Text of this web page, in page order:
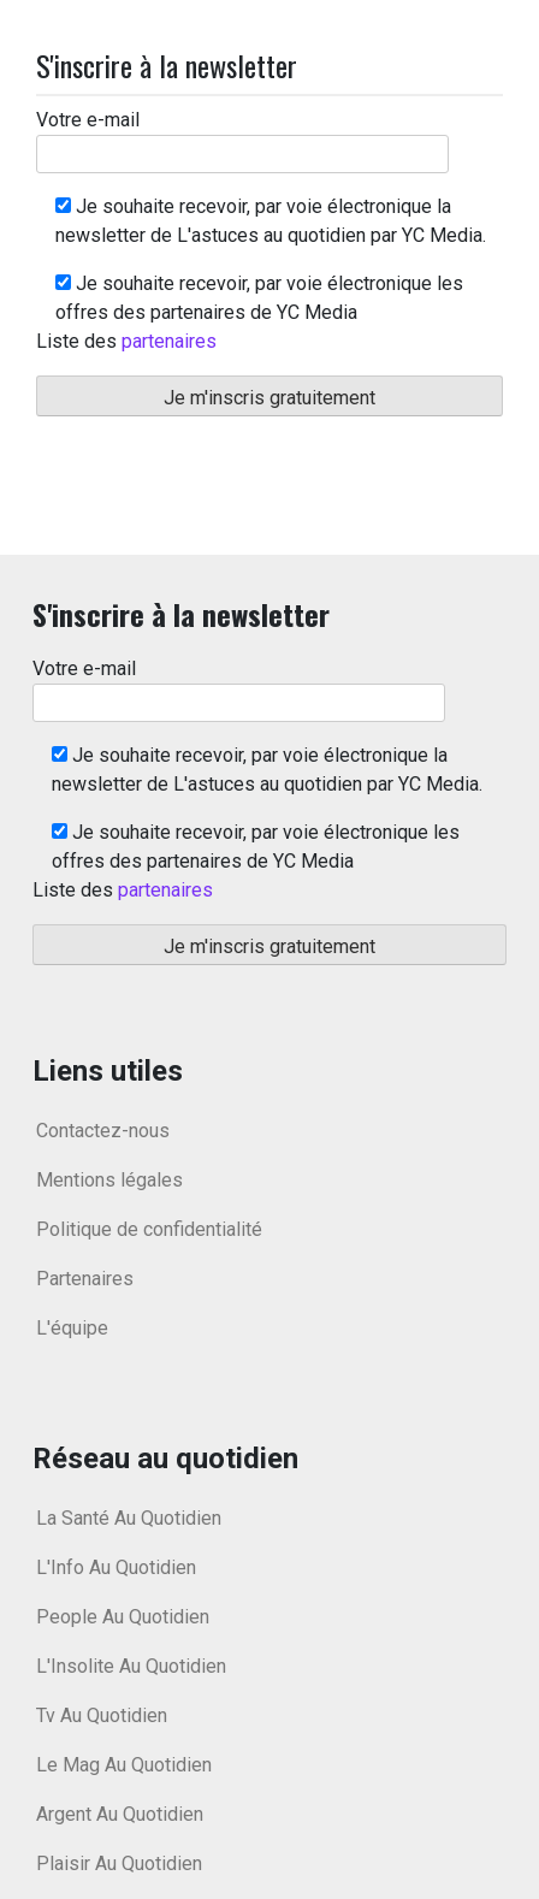
S'inscrire à la newsletter
Votre e-mail
Je souhaite recevoir, par voie électronique la
newsletter de L'astuces au quotidien par YC Media.
Je souhaite recevoir, par voie électronique les
offres des partenaires de YC Media
Liste des partenaires
S'inscrire à la newsletter
Votre e-mail
Je souhaite recevoir, par voie électronique la
newsletter de L'astuces au quotidien par YC Media.
Je souhaite recevoir, par voie électronique les
offres des partenaires de YC Media
Liste des partenaires
Liens utiles
Contactez-nous
Mentions légales
Politique de confidentialité
Partenaires
L'équipe
Réseau au quotidien
La Santé Au Quotidien
L'Info Au Quotidien
People Au Quotidien
L'Insolite Au Quotidien
Tv Au Quotidien
Le Mag Au Quotidien
Argent Au Quotidien
Plaisir Au Quotidien